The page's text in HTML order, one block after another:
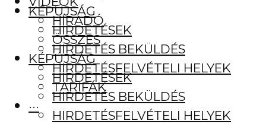
KÉPÚJSÁG
HIRDETÉSEK
HIRDETÉS BEKÜLDÉS
HIRDETÉSFELVÉTELI HELYEK
TARIFÁK
···
HÍRADÓ
ÖSSZES
KÉPÚJSÁG
HIRDETÉSEK
HIRDETÉS BEKÜLDÉS
HIRDETÉSFELVÉTELI HELYEK